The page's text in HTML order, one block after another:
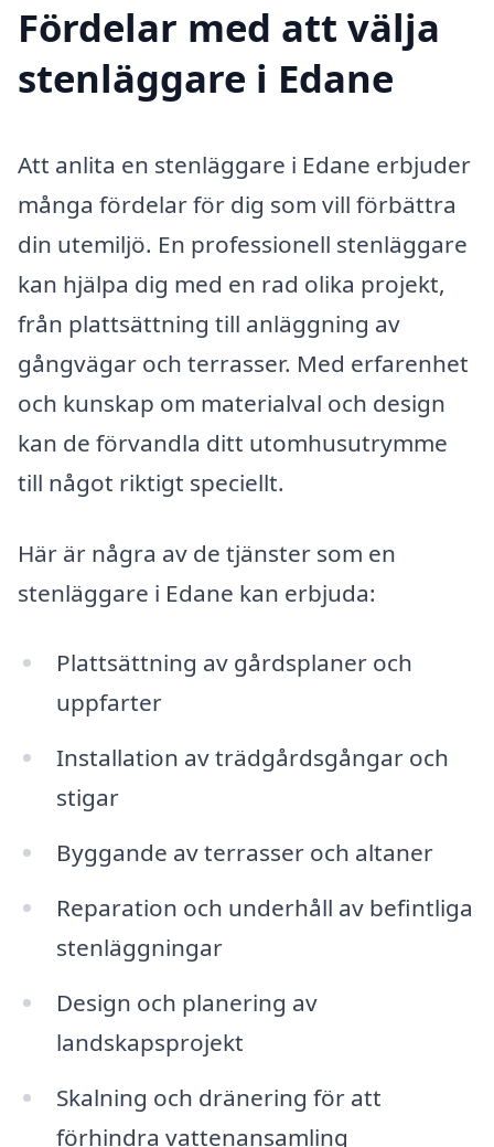
Fördelar med att välja
stenläggare i Edane
Att anlita en stenläggare i Edane erbjuder
många fördelar för dig som vill förbättra
din utemiljö. En professionell stenläggare
kan hjälpa dig med en rad olika projekt,
från plattsättning till anläggning av
gångvägar och terrasser. Med erfarenhet
och kunskap om materialval och design
kan de förvandla ditt utomhusutrymme
till något riktigt speciellt.
Här är några av de tjänster som en
stenläggare i Edane kan erbjuda:
Plattsättning av gårdsplaner och
uppfarter
Installation av trädgårdsgångar och
stigar
Byggande av terrasser och altaner
Reparation och underhåll av befintliga
stenläggningar
Design och planering av
landskapsprojekt
Skalning och dränering för att
förhindra vattenansamling